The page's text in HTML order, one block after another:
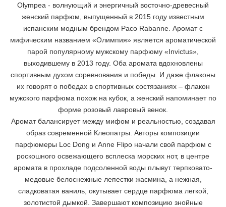
Olympea - волнующий и энергичный восточно-древесный
женский парфюм, выпущенный в 2015 году известным
испанским модным брендом Paco Rabanne. Аромат с
мифическим названием «Олимпия» является ароматической
парой популярному мужскому парфюму «Invictus»,
выходившему в 2013 году. Оба аромата вдохновлены
спортивным духом соревнования и победы. И даже флаконы
их говорят о победах в спортивных состязаниях – флакон
мужского парфюма похож на кубок, а женский напоминает по
форме розовый лавровый венок.
Аромат балансирует между мифом и реальностью, создавая
образ современной Клеопатры. Авторы композиции
парфюмеры Loc Dong и Anne Flipo начали свой парфюм с
роскошного освежающего всплеска морских нот, в центре
аромата в прохладе подсоленной воды плывут терпковато-
медовые белоснежные лепестки жасмина, а нежная,
сладковатая ваниль, окутывает сердце парфюма легкой,
золотистой дымкой. Завершают композицию знойные